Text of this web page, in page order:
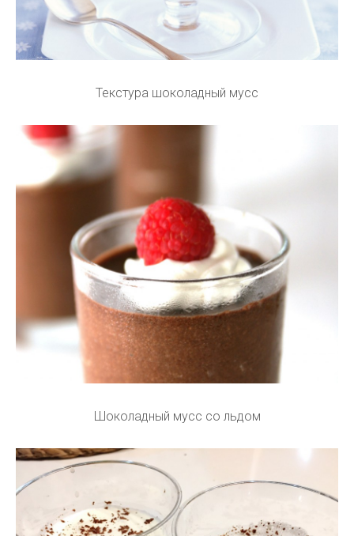
Текстура шоколадный мусс
Шоколадный мусс со льдом